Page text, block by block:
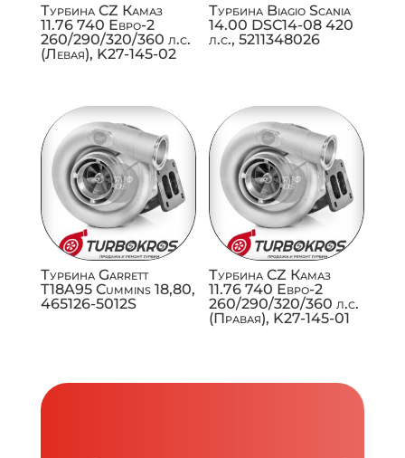
Турбина CZ Камаз
11.76 740 Евро-2
260/290/320/360 л.с.
(Левая), K27-145-02
Турбина Biagio Scania
14.00 DSC14-08 420
л.с., 5211348026
Турбина Garrett
T18A95 Cummins 18,80,
465126-5012S
Турбина CZ Камаз
11.76 740 Евро-2
260/290/320/360 л.с.
(Правая), K27-145-01